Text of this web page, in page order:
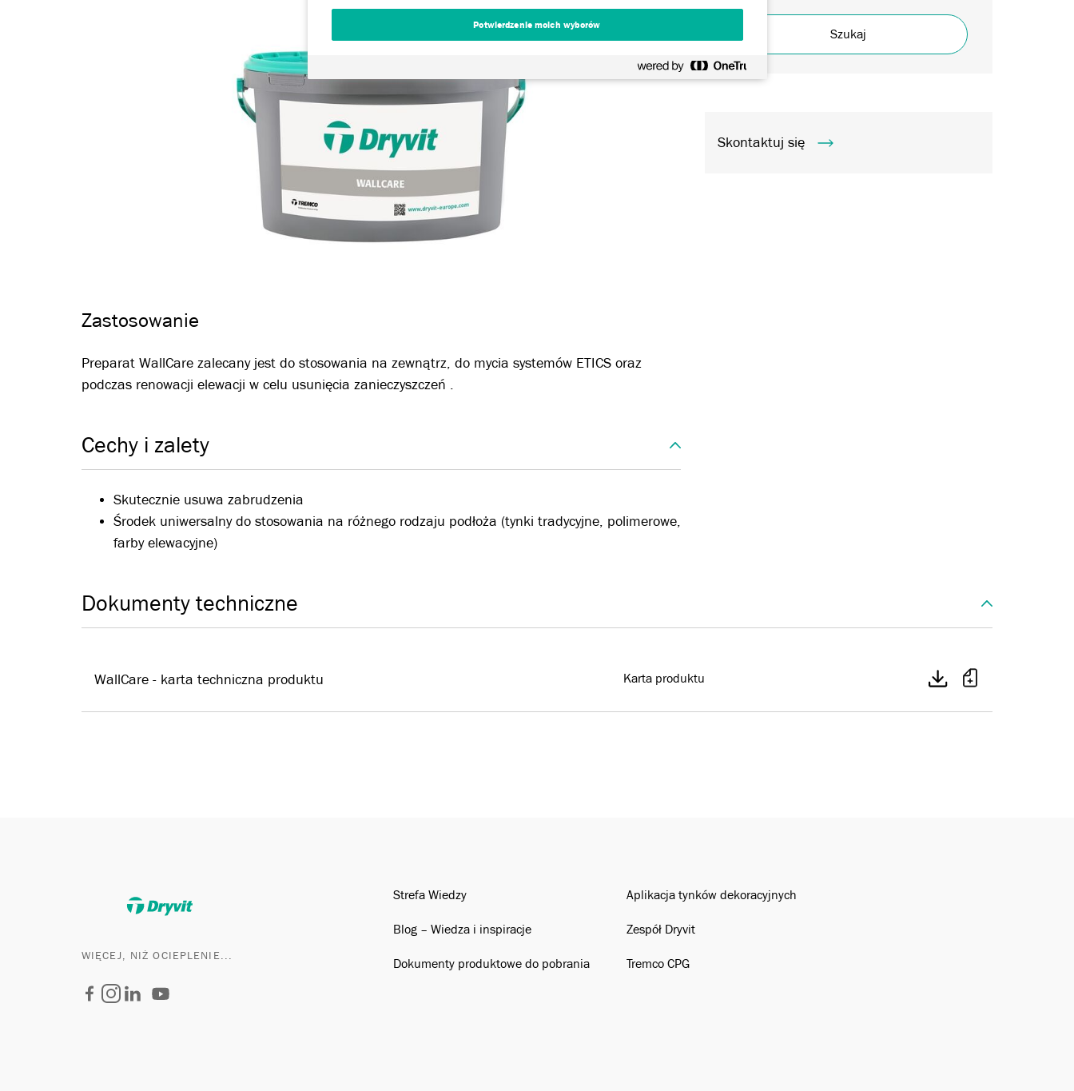
Szukaj
Skontaktuj się
Zastosowanie
Preparat WallCare zalecany jest do stosowania na zewnątrz, do mycia systemów ETICS oraz
podczas renowacji elewacji w celu usunięcia zanieczyszczeń .
Cechy i zalety
Skutecznie usuwa zabrudzenia
Środek uniwersalny do stosowania na różnego rodzaju podłoża (tynki tradycyjne, polimerowe,
farby elewacyjne)
Dokumenty techniczne
WallCare - karta techniczna produktu Karta produktu
WIĘCEJ, NIŻ OCIEPLENIE...
Strefa Wiedzy
Blog – Wiedza i inspiracje
Dokumenty produktowe do pobrania
Aplikacja tynków dekoracyjnych
Zespół Dryvit
Tremco CPG
Potwierdzenie moich wyborów